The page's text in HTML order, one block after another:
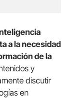
a la necesidad
de la
y
discutir
en